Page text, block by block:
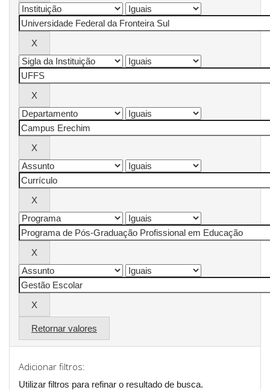
Retornar valores
Adicionar filtros:
Utilizar filtros para refinar o resultado de busca.